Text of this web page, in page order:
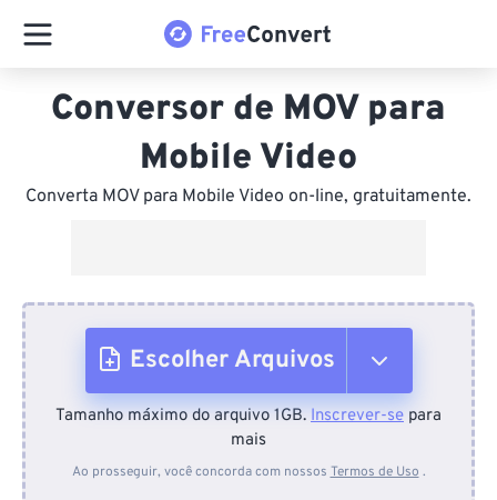
Conversor de MOV para
Mobile Video
Converta MOV para Mobile Video on-line, gratuitamente.
Escolher Arquivos
Do dispositivo
Tamanho máximo do arquivo 1GB. Inscrever-se para
mais
Ao prosseguir, você concorda com nossos Termos de Uso .